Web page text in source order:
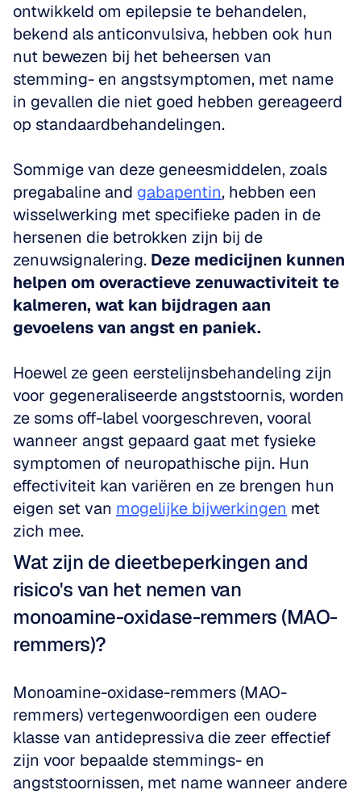
ontwikkeld om epilepsie te behandelen,
bekend als anticonvulsiva, hebben ook hun
nut bewezen bij het beheersen van
stemming- en angstsymptomen, met name
in gevallen die niet goed hebben gereageerd
op standaardbehandelingen.
Sommige van deze geneesmiddelen, zoals
pregabaline and gabapentin, hebben een
wisselwerking met specifieke paden in de
hersenen die betrokken zijn bij de
zenuwsignalering. Deze medicijnen kunnen
helpen om overactieve zenuwactiviteit te
kalmeren, wat kan bijdragen aan
gevoelens van angst en paniek.
Hoewel ze geen eerstelijnsbehandeling zijn
voor gegeneraliseerde angststoornis, worden
ze soms off-label voorgeschreven, vooral
wanneer angst gepaard gaat met fysieke
symptomen of neuropathische pijn. Hun
effectiviteit kan variëren en ze brengen hun
eigen set van mogelijke bijwerkingen met
zich mee.
Wat zijn de dieetbeperkingen and
risico's van het nemen van
monoamine-oxidase-remmers (MAO-
remmers)?
Monoamine-oxidase-remmers (MAO-
remmers) vertegenwoordigen een oudere
klasse van antidepressiva die zeer effectief
zijn voor bepaalde stemmings- en
angststoornissen, met name wanneer andere